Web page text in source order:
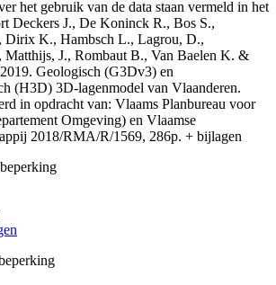
het gebruik van de data staan vermeld in het
Deckers J., De Koninck R., Bos S.,
Dirix K., Hambsch L., Lagrou, D.,
Matthijs, J., Rombaut B., Van Baelen K. &
Geologisch (G3Dv3) en
(H3D) 3D-lagenmodel van Vlaanderen.
in opdracht van: Vlaams Planbureau voor
Omgeving) en Vlaamse
2018/RMA/R/1569, 286p. + bijlagen